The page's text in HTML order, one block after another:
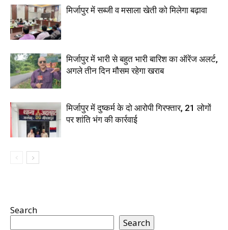
मिर्जापुर में सब्जी व मसाला खेती को मिलेगा बढ़ावा
मिर्जापुर में भारी से बहुत भारी बारिश का ऑरेंज अलर्ट,
अगले तीन दिन मौसम रहेगा खराब
मिर्जापुर में दुष्कर्म के दो आरोपी गिरफ्तार, 21 लोगों
पर शांति भंग की कार्रवाई
Search
Search